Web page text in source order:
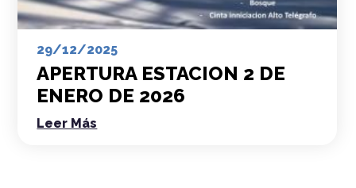
29/12/2025
APERTURA ESTACION 2 DE
ENERO DE 2026
Leer Más